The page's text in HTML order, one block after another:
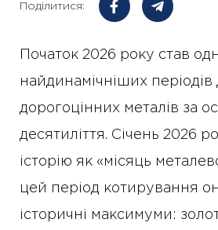
Поділитися:
Початок 2026 року став
найдинамічніших
дорогоцінних металів за
десятиліття. Січень 2026
історію як «місяць
цей період котирування
історичні максимуми: